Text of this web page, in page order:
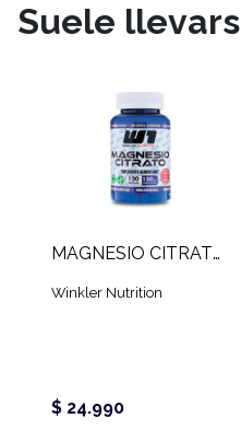
Suele
MAGNESIO CITRATO W1 (120 CAPS)
Winkler Nutrition
$ 24.990